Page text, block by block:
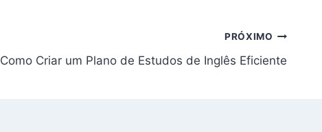
PRÓXIMO
Como Criar um Plano de Estudos de Inglês Eficiente